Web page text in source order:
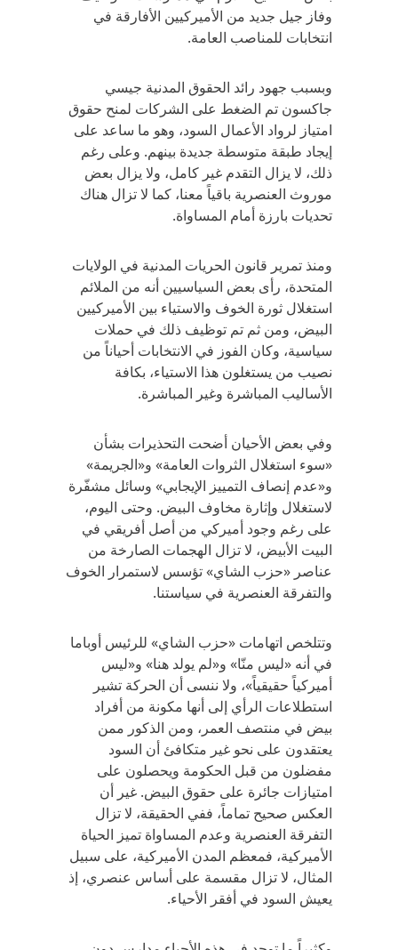
وفاز جيل جديد من الأميركيين الأفارقة في
انتخابات للمناصب العامة.
وبسبب جهود رائد الحقوق المدنية جيسي
جاكسون تم الضغط على الشركات لمنح حقوق
امتياز لرواد الأعمال السود، وهو ما ساعد على
إيجاد طبقة متوسطة جديدة بينهم. وعلى رغم
ذلك، لا يزال التقدم غير كامل، ولا يزال بعض
موروث العنصرية باقياً معنا، كما لا تزال هناك
تحديات بارزة أمام المساواة.
ومنذ تمرير قانون الحريات المدنية في الولايات
المتحدة، رأى بعض السياسيين أنه من الملائم
استغلال ثورة الخوف والاستياء بين الأميركيين
البيض، ومن ثم تم توظيف ذلك في حملات
سياسية، وكان الفوز في الانتخابات أحياناً من
نصيب من يستغلون هذا الاستياء، بكافة
الأساليب المباشرة وغير المباشرة.
وفي بعض الأحيان أضحت التحذيرات بشأن
«سوء استغلال الثروات العامة» و«الجريمة»
و«عدم إنصاف التمييز الإيجابي» وسائل مشفّرة
لاستغلال وإثارة مخاوف البيض. وحتى اليوم،
على رغم وجود أميركي من أصل أفريقي في
البيت الأبيض، لا تزال الهجمات الصارخة من
عناصر «حزب الشاي» تؤسس لاستمرار الخوف
والتفرقة العنصرية في سياستنا.
وتتلخص اتهامات «حزب الشاي» للرئيس أوباما
في أنه «ليس منّا» و«لم يولد هنا» و«ليس
أميركياً حقيقياً»، ولا ننسى أن الحركة تشير
استطلاعات الرأي إلى أنها مكونة من أفراد
بيض في منتصف العمر، ومن الذكور ممن
يعتقدون على نحو غير متكافئ أن السود
مفضلون من قبل الحكومة ويحصلون على
امتيازات جائرة على حقوق البيض. غير أن
العكس صحيح تماماً، ففي الحقيقة، لا تزال
التفرقة العنصرية وعدم المساواة تميز الحياة
الأميركية، فمعظم المدن الأميركية، على سبيل
المثال، لا تزال مقسمة على أساس عنصري، إذ
يعيش السود في أفقر الأحياء.